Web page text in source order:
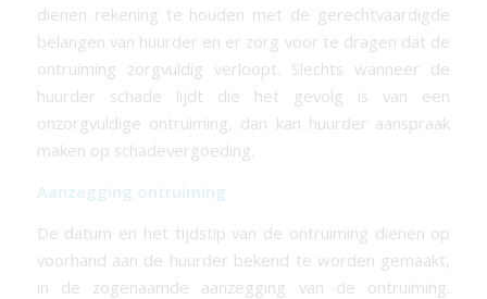
dienen rekening te houden met de gerechtvaardigde
belangen van huurder en er zorg voor te dragen dat de
ontruiming zorgvuldig verloopt. Slechts wanneer de
huurder schade lijdt die het gevolg is van een
onzorgvuldige ontruiming, dan kan huurder aanspraak
maken op schadevergoeding.
Aanzegging ontruiming
De datum en het tijdstip van de ontruiming dienen op
voorhand aan de huurder bekend te worden gemaakt,
in de zogenaamde aanzegging van de ontruiming.